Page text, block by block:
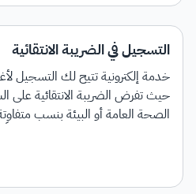
التسجيل في الضريبة الانتقائية
خدمة إلكترونية تتيح لك التسجيل
حيث تفرض الضريبة الانتقائية على
الصحة العامة أو البيئة بنسب